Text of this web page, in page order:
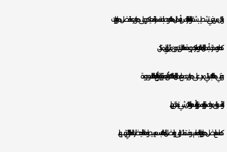
و لكل من يبغي تشطيب شقته او العقار الخاص به بأعمال دهانات وصباغة ممتازة فعليكم وعلى دهان جدة افضل دهان بويات
كما هو محترف بأعمال الدهانات يوفر لكم جودة دهانات لن تجدون مثيل لها باي مكان.
و فني دهانات باكستاني مدرب على دهان جميع اعمال الدهانات، كما أن لديه خبرة كبيرة جدا بأنواع الدهانات الموجودة
و بالأسواق مواصفاتها ومميزاتها وأسعارها وكل شيء يتعلق بها.
كما مع افضل دهان بويات بالدمام سوف تمتلك ارقى وافضل الدهانات بسعر بسيط وهذا لأنه يحضر لك الدهانات التي ترغب بها